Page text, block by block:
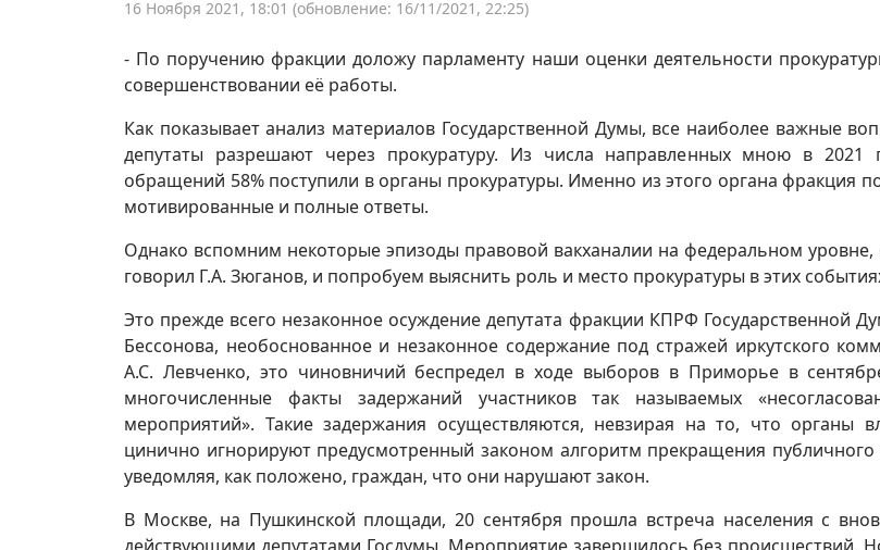
16 Ноября 2021, 18:01 (обновление: 16/11/2021, 22:25)
- По поручению фракции доложу парламенту наши оценки деятельности
совершенствовании её работы.
Как показывает анализ материалов Государственной Думы, все наиболее важные
депутаты разрешают через прокуратуру. Из числа направленных мною в 2021
обращений 58% поступили в органы прокуратуры. Именно из этого органа фракция
мотивированные и полные ответы.
Однако вспомним некоторые эпизоды правовой вакханалии на федеральном уровне,
говорил Г.А. Зюганов, и попробуем выяснить роль и место прокуратуры в этих
Это прежде всего незаконное осуждение депутата фракции КПРФ Государственной
Бессонова, необоснованное и незаконное содержание под стражей иркутского
А.С. Левченко, это чиновничий беспредел в ходе выборов в Приморье в
многочисленные факты задержаний участников так называемых
мероприятий». Такие задержания осуществляются, невзирая на то, что органы
цинично игнорируют предусмотренный законом алгоритм прекращения
уведомляя, как положено, граждан, что они нарушают закон.
В Москве, на Пушкинской площади, 20 сентября прошла встреча населения с